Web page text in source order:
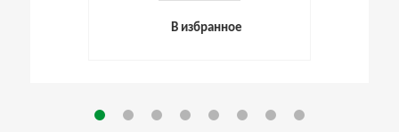
В избранное